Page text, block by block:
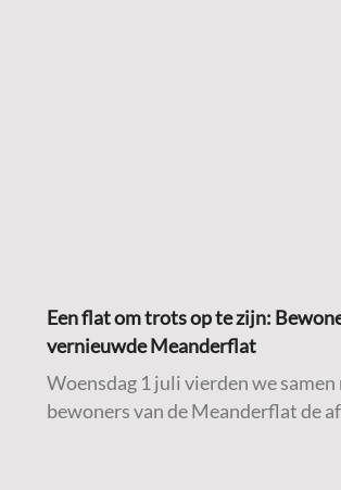
Een flat om trots op te zijn:
vernieuwde Meanderflat
Woensdag 1 juli vierden we samen
bewoners van de Meanderflat de